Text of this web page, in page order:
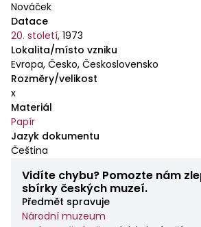
Nováček
Datace
20. století, 1973
Lokalita/místo vzniku
Evropa, Česko, Československo
Rozměry/velikost
x
Materiál
Papír
Jazyk dokumentu
Čeština
Vidíte chybu? Pomozte nám
sbírky českých muzeí.
Předmět spravuje
Národní muzeum